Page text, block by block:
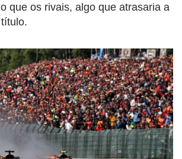
que os rivais, algo que atrasaria a